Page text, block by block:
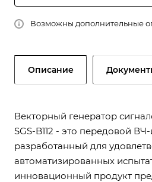
Возможны дополнительные
Описание
Векторный генератор
SGS-B112 - это передовой
разработанный для
автоматизированных
инновационный продукт